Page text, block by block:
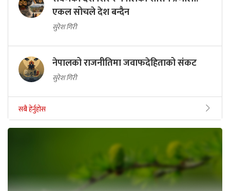
एकल सोचले देश बन्दैन
सुरेश गिरी
नेपालको राजनीतिमा जवाफदेहिताको संकट
सुरेश गिरी
सबै हेर्नुहोस